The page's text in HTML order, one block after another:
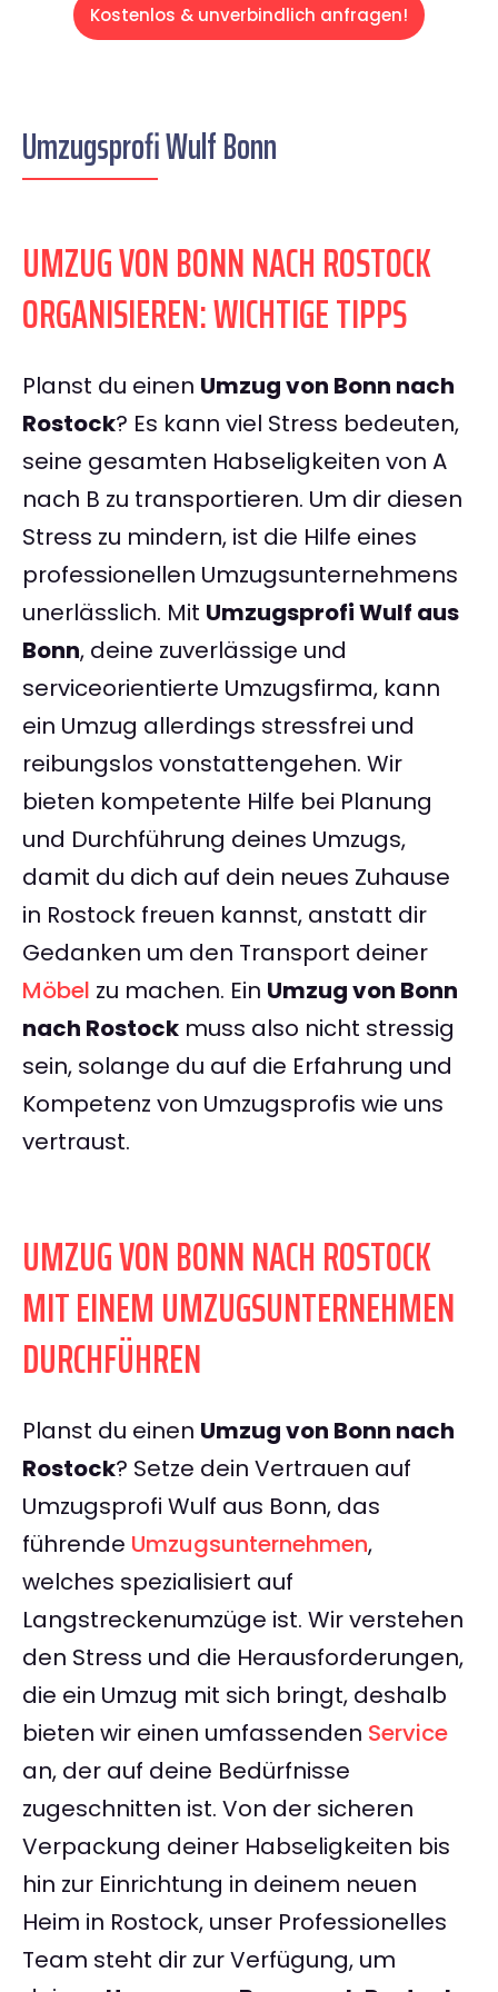
Kostenlos & unverbindlich anfragen!
Umzugsprofi Wulf Bonn
UMZUG VON BONN NACH ROSTOCK
ORGANISIEREN: WICHTIGE TIPPS
Planst du einen Umzug von Bonn nach
Rostock? Es kann viel Stress bedeuten,
seine gesamten Habseligkeiten von A
nach B zu transportieren. Um dir diesen
Stress zu mindern, ist die Hilfe eines
professionellen Umzugsunternehmens
unerlässlich. Mit Umzugsprofi Wulf aus
Bonn, deine zuverlässige und
serviceorientierte Umzugsfirma, kann
ein Umzug allerdings stressfrei und
reibungslos vonstattengehen. Wir
bieten kompetente Hilfe bei Planung
und Durchführung deines Umzugs,
damit du dich auf dein neues Zuhause
in Rostock freuen kannst, anstatt dir
Gedanken um den Transport deiner
Möbel zu machen. Ein Umzug von Bonn
nach Rostock muss also nicht stressig
sein, solange du auf die Erfahrung und
Kompetenz von Umzugsprofis wie uns
vertraust.
UMZUG VON BONN NACH ROSTOCK
MIT EINEM UMZUGSUNTERNEHMEN
DURCHFÜHREN
Planst du einen Umzug von Bonn nach
Rostock? Setze dein Vertrauen auf
Umzugsprofi Wulf aus Bonn, das
führende Umzugsunternehmen,
welches spezialisiert auf
Langstreckenumzüge ist. Wir verstehen
den Stress und die Herausforderungen,
die ein Umzug mit sich bringt, deshalb
bieten wir einen umfassenden Service
an, der auf deine Bedürfnisse
zugeschnitten ist. Von der sicheren
Verpackung deiner Habseligkeiten bis
hin zur Einrichtung in deinem neuen
Heim in Rostock, unser Professionelles
Team steht dir zur Verfügung, um